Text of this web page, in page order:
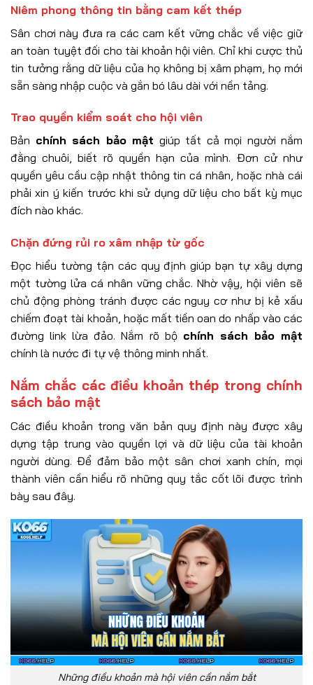
Niêm phong thông tin bằng cam kết thép
Sân chơi này đưa ra các cam kết vững chắc về việc giữ
an toàn tuyệt đối cho tài khoản hội viên. Chỉ khi cược thủ
tin tưởng rằng dữ liệu của họ không bị xâm phạm, họ mới
sẵn sàng nhập cuộc và gắn bó lâu dài với nền tảng.
Trao quyền kiểm soát cho hội viên
Bản chính sách bảo mật giúp tất cả mọi người nắm
đằng chuôi, biết rõ quyền hạn của mình. Đơn cử như
quyền yêu cầu cập nhật thông tin cá nhân, hoặc nhà cái
phải xin ý kiến trước khi sử dụng dữ liệu cho bất kỳ mục
đích nào khác.
Chặn đứng rủi ro xâm nhập từ gốc
Đọc hiểu tường tận các quy định giúp bạn tự xây dựng
một tường lửa cá nhân vững chắc. Nhờ vậy, hội viên sẽ
chủ động phòng tránh được các nguy cơ như bị kẻ xấu
chiếm đoạt tài khoản, hoặc mất tiền oan do nhấp vào các
đường link lừa đảo. Nắm rõ bộ chính sách bảo mật
chính là nước đi tự vệ thông minh nhất.
Nắm chắc các điều khoản thép trong chính
sách bảo mật
Các điều khoản trong văn bản quy định này được xây
dựng tập trung vào quyền lợi và dữ liệu của tài khoản
người dùng. Để đảm bảo một sân chơi xanh chín, mọi
thành viên cần hiểu rõ những quy tắc cốt lõi được trình
bày sau đây.
Những điều khoản mà hội viên cần nắm bắt